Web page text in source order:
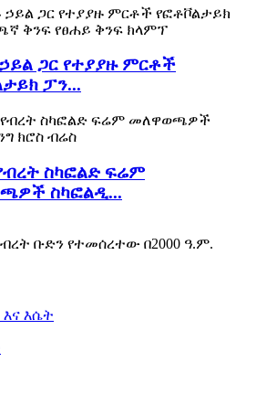
ጋር የተያያዙ ምርቶች
ፓን...
ስካፎልድ ፍሬም
ስካፎልዲ...
ቡድን የተመሰረተው በ2000 ዓ.ም.
እና እሴት